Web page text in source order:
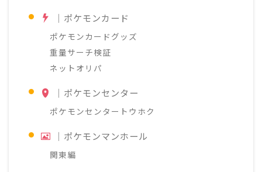
｜ポケモンカード
ポケモンカードグッズ
重量サーチ検証
ネットオリパ
｜ポケモンセンター
ポケモンセンタートウホク
｜ポケモンマンホール
関東編